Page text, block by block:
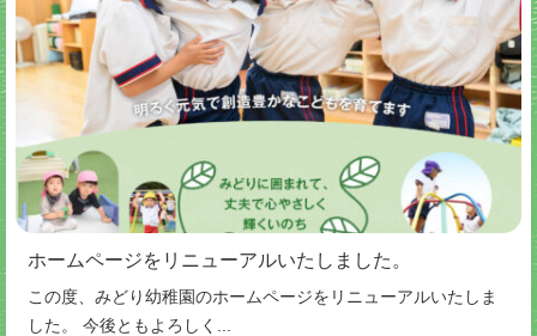
ホームページをリニューアルいたしました。
この度、みどり幼稚園のホームページをリニューアルいたしま
した。 今後ともよろしく...